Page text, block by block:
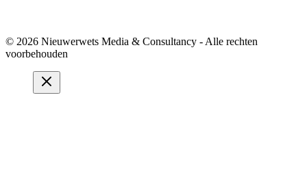
© 2026 Nieuwerwets Media & Consultancy - Alle rechten
voorbehouden